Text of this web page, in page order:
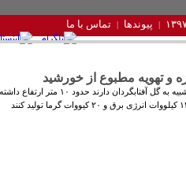
پیوندها تماس با ما
و تهویه مطبوع از خورشید
این دیش ها که ظاهری شبیه به گل آفتابگردان دارند حدود